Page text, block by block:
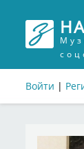
Войти |